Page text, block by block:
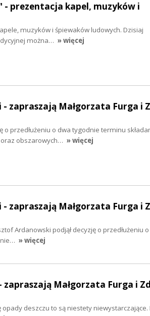
- prezentacja kapel, muzyków i
muzyków i śpiewaków ludowych. Dzisiaj
można… » więcej
zapraszają Małgorzata Furga i
przedłużeniu o dwa tygodnie terminu
obszarowych… » więcej
zapraszają Małgorzata Furga i
Ardanowski podjął decyzję o przedłużeniu
» więcej
Małgorzata Furga i
opady deszczu to są niestety niewystarczające.